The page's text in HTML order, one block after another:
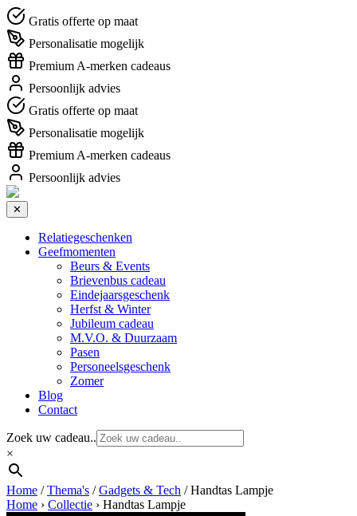
Gratis offerte op maat
Personalisatie mogelijk
Premium A-merken cadeaus
Persoonlijk advies
Gratis offerte op maat
Personalisatie mogelijk
Premium A-merken cadeaus
Persoonlijk advies
✕
Relatiegeschenken
Geefmomenten
Beurs & Events
Brievenbus cadeau
Eindejaarsgeschenk
Herfst & Winter
Jubileum cadeau
M.V.O. & Duurzaam
Pasen
Personeelsgeschenk
Zomer
Blog
Contact
Zoek uw cadeau..
×
Home /Thema's /Gadgets & Tech / Handtas Lampje
Home › Collectie › Handtas Lampje